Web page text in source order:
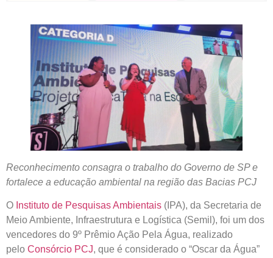
Reconhecimento consagra o trabalho do Governo de SP e
fortalece a educação ambiental na região das Bacias PCJ
O Instituto de Pesquisas Ambientais (IPA), da Secretaria de
Meio Ambiente, Infraestrutura e Logística (Semil), foi um dos
vencedores do 9º Prêmio Ação Pela Água, realizado
pelo Consórcio PCJ, que é considerado o “Oscar da Água”